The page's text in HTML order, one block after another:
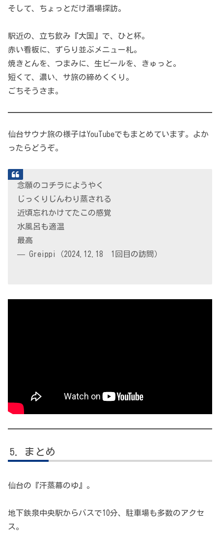
そして、ちょっとだけ酒場探訪。
駅近の、立ち飲み『大国』で、ひと杯。
赤い看板に、ずらり並ぶメニュー札。
焼きとんを、つまみに、生ビールを、きゅっと。
短くて、濃い、サ旅の締めくくり。
ごちそうさま。
仙台サウナ旅の様子はYouTubeでもまとめています。よか
ったらどうぞ。
念願のコチラにようやく
じっくりじんわり蒸される
近頃忘れかけてたこの感覚
水風呂も適温
最高
— Greippi（2024.12.18 1回目の訪問）
まとめ
仙台の『汗蒸幕のゆ』。
地下鉄泉中央駅からバスで10分、駐車場も多数のアクセ
ス。